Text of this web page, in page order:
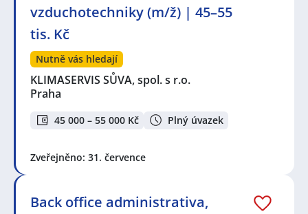
vzduchotechniky (m/ž) | 45–55
tis. Kč
Nutně vás hledají
KLIMASERVIS SŮVA, spol. s r.o.
Praha
45 000 – 55 000 Kč Plný úvazek
Zveřejněno: 31. července
Back office administrativa,